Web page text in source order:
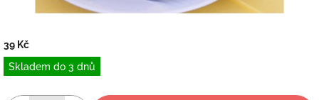
39 Kč
Měrná
cena:
Skladem do 3 dnů